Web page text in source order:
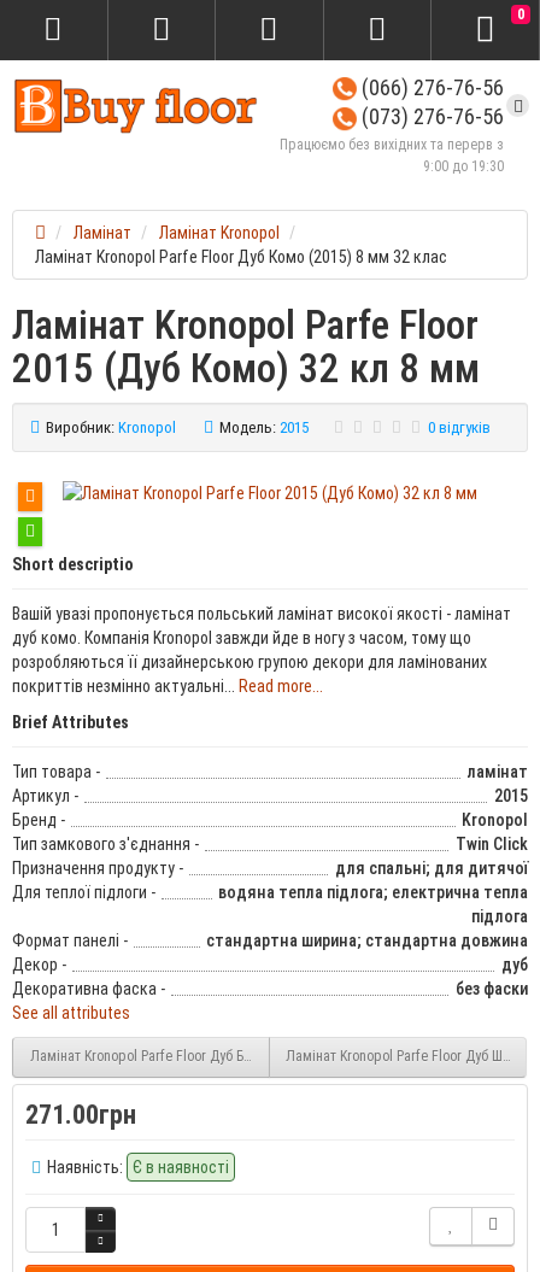
(066) 276-76-56
(073) 276-76-56
Працюємо без вихідних та перерв з
9:00 до 19:30
0
Ламінат
Ламінат Kronopol
Ламінат Kronopol Parfe Floor Дуб Комо (2015) 8 мм 32 клас
Ламінат Kronopol Parfe Floor
2015 (Дуб Комо) 32 кл 8 мм
Виробник: Kronopol Модель: 2015 0 відгуків
Short descriptio
Вашій увазі пропонується польський ламінат високої якості - ламінат
дуб комо. Компанія Kronopol завжди йде в ногу з часом, тому що
розробляються її дизайнерською групою декори для ламінованих
покриттів незмінно актуальні... Read more...
Brief Attributes
Тип товара -
ламінат
Артикул -
2015
Бренд -
Kronopol
Тип замкового з'єднання -
Twin Click
Призначення продукту -
для спальні; для дитячої
Для теплої підлоги -
водяна тепла підлога; електрична тепла
підлога
Формат панелі -
стандартна ширина; стандартна довжина
Декор -
дуб
Декоративна фаска -
без фаски
See all attributes
Ламінат Kronopol Parfe Floor Дуб Бургос (4039) 8 мм 32 класЛамінат Kronopol Parfe Floor Дуб Шаблі
271.00грн
Наявність: Є в наявності